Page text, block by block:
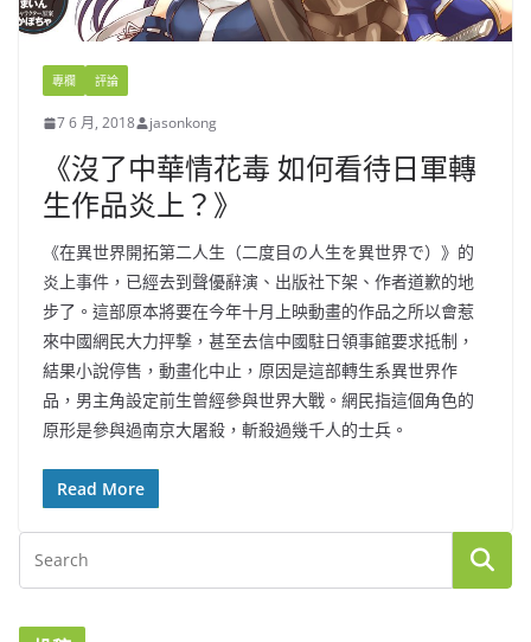
專欄 評論
7 6 月, 2018 jasonkong
《沒了中華情花毒 如何看待日軍轉
生作品炎上？》
《在異世界開拓第二人生（二度目の人生を異世界で）》的
炎上事件，已經去到聲優辭演、出版社下架、作者道歉的地
步了。這部原本將要在今年十月上映動畫的作品之所以會惹
來中國網民大力抨撃，甚至去信中國駐日領事館要求抵制，
結果小說停售，動畫化中止，原因是這部轉生系異世界作
品，男主角設定前生曾經參與世界大戰。網民指這個角色的
原形是參與過南京大屠殺，斬殺過幾千人的士兵。
Read More